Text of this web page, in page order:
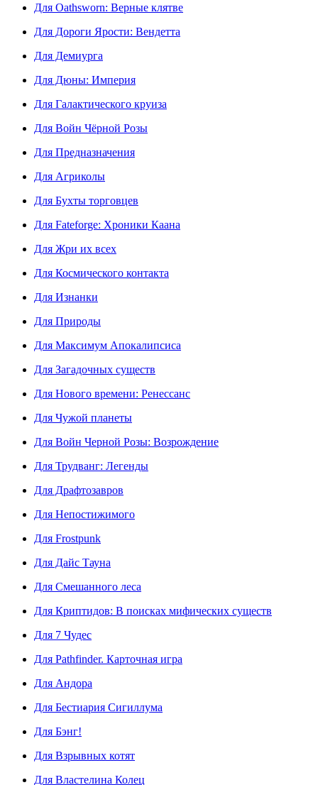
Для Oathsworn: Верные клятве
Для Дороги Ярости: Вендетта
Для Демиурга
Для Дюны: Империя
Для Галактического круиза
Для Войн Чёрной Розы
Для Предназначения
Для Агриколы
Для Бухты торговцев
Для Fateforge: Хроники Каана
Для Жри их всех
Для Космического контакта
Для Изнанки
Для Природы
Для Максимум Апокалипсиса
Для Загадочных существ
Для Нового времени: Ренессанс
Для Чужой планеты
Для Войн Черной Розы: Возрождение
Для Трудванг: Легенды
Для Драфтозавров
Для Непостижимого
Для Frostpunk
Для Дайс Тауна
Для Смешанного леса
Для Криптидов: В поисках мифических существ
Для 7 Чудес
Для Pathfinder. Карточная игра
Для Андора
Для Бестиария Сигиллума
Для Бэнг!
Для Взрывных котят
Для Властелина Колец